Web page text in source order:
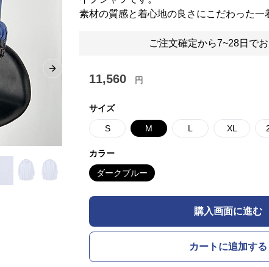
Next slide
素材の質感と着心地の良さにこだわった一
ご注文確定から7~28日で
11,560 円
サイズ
S M L XL
カラー
ダークブルー
購入画面に進む
カートに追加する